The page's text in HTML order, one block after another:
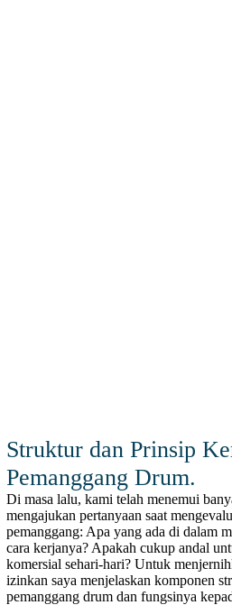
Struktur dan Prinsip
Pemanggang Drum.
Di masa lalu, kami telah menemui
mengajukan pertanyaan saat
pemanggang: Apa yang ada di dalam
cara kerjanya? Apakah cukup andal
komersial sehari-hari? Untuk
izinkan saya menjelaskan komponen
pemanggang drum dan fungsinya